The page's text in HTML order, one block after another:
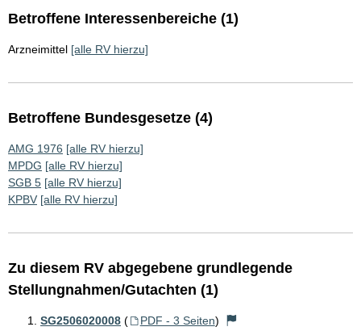
Betroffene Interessenbereiche (1)
Arzneimittel [alle RV hierzu]
Betroffene Bundesgesetze (4)
AMG 1976 [alle RV hierzu]
MPDG [alle RV hierzu]
SGB 5 [alle RV hierzu]
KPBV [alle RV hierzu]
Zu diesem RV abgegebene grundlegende
Stellungnahmen/Gutachten (1)
SG2506020008 ( PDF - 3 Seiten)